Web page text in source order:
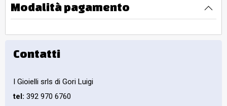
Modalità pagamento
Contatti
I Gioielli srls di Gori Luigi
tel: 392 970 6760